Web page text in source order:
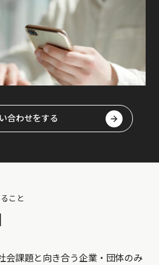
合わせをする
こと
会課題と向き合う企業・団体のみ